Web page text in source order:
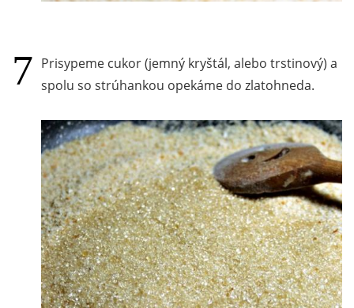
Prisypeme cukor (jemný kryštál, alebo trstinový) a
spolu so strúhankou opekáme do zlatohneda.